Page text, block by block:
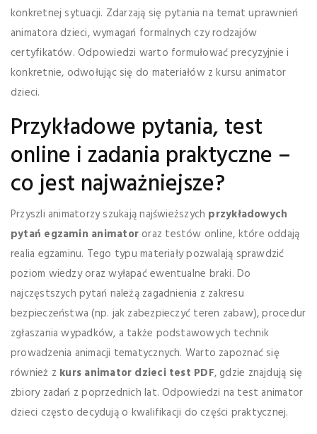
konkretnej sytuacji. Zdarzają się pytania na temat uprawnień
animatora dzieci, wymagań formalnych czy rodzajów
certyfikatów. Odpowiedzi warto formułować precyzyjnie i
konkretnie, odwołując się do materiałów z kursu animator
dzieci.
Przykładowe pytania, test
online i zadania praktyczne –
co jest najważniejsze?
Przyszli animatorzy szukają najświeższych przykładowych
pytań egzamin animatororaz testów online, które oddają
realia egzaminu. Tego typu materiały pozwalają sprawdzić
poziom wiedzy oraz wyłapać ewentualne braki. Do
najczęstszych pytań należą zagadnienia z zakresu
bezpieczeństwa (np. jak zabezpieczyć teren zabaw), procedur
zgłaszania wypadków, a także podstawowych technik
prowadzenia animacji tematycznych. Warto zapoznać się
również z kurs animator dzieci test PDF, gdzie znajdują się
zbiory zadań z poprzednich lat. Odpowiedzi na test animator
dzieci często decydują o kwalifikacji do części praktycznej.